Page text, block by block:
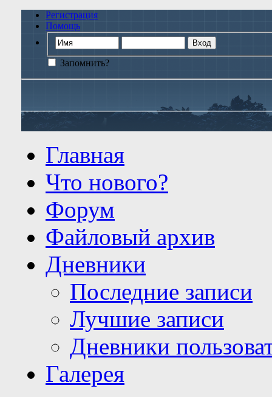
Регистрация
Помощь
Запомнить?
Главная
Что нового?
Форум
Файловый архив
Дневники
Последние записи
Лучшие записи
Дневники
Галерея